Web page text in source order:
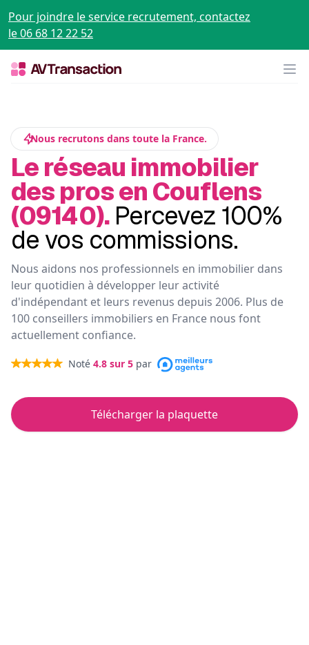
Pour joindre le service recrutement, contactez
le 06 68 12 22 52
Nous recrutons dans toute la France.
Le réseau immobilier
des pros en Couflens
(09140). Percevez 100%
de vos commissions.
Nous aidons nos professionnels en immobilier dans
leur quotidien à développer leur activité
d'indépendant et leurs revenus depuis 2006. Plus de
100 conseillers immobiliers en France nous font
actuellement confiance.
Noté 4.8 sur 5 par
Télécharger la plaquette